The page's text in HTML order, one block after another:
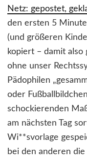
Netz: gepostet,
den ersten 5
(und größeren
kopiert – damit also
ohne unser
Pädophilen
oder
schockierenden
am nächsten Tag
Wi**svorlage
bei den anderen